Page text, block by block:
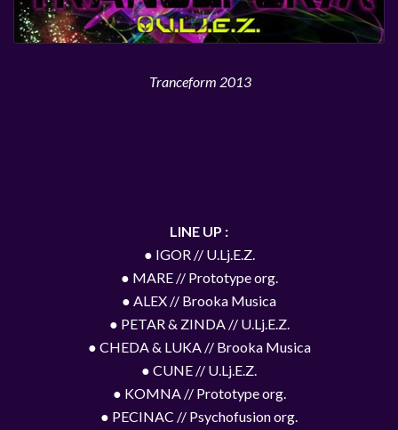
Tranceform 2013
LINE UP :
● IGOR // U.Lj.E.Z.
● MARE // Prototype org.
● ALEX // Brooka Musica
● PETAR & ZINDA // U.Lj.E.Z.
● CHEDA & LUKA // Brooka Musica
● CUNE // U.Lj.E.Z.
● KOMNA // Prototype org.
● PECINAC // Psychofusion org.